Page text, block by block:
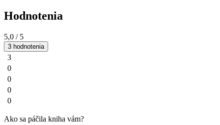
Hodnotenia
5,0 / 5
3 hodnotenia
3
0
0
0
0
Ako sa páčila kniha vám?